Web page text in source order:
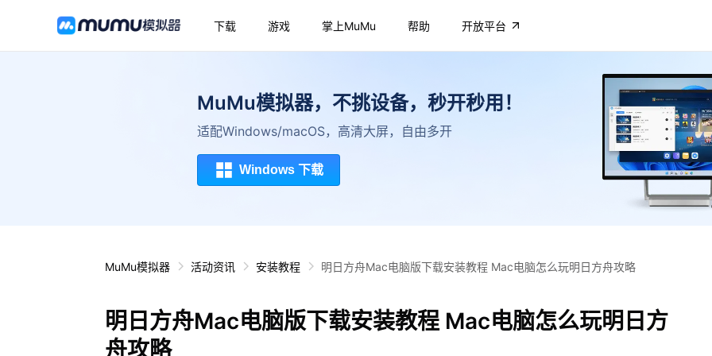
下载 游戏 掌上MuMu 帮助 开放平台
MuMu模拟器，不挑设备，秒开秒用！
适配Windows/macOS，高清大屏，自由多开
Windows 下载
MuMu模拟器 活动资讯 安装教程 明日方舟Mac电脑版下载安装教程 Mac电脑怎么玩明日方舟攻略
明日方舟Mac电脑版下载安装教程 Mac电脑怎么玩明日方
舟攻略